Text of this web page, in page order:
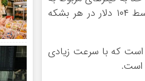
ایران حساس است.» آنها پیش‌بینی کردند که قیمت نفت برنت در سه ماهه جاری به طور متوسط ‌۱۰۴ دلار در هر بشکه
است که با سرعت زیادی
است.